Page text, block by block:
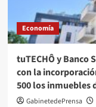
Economía
tuTECHÔ y Banco
con la
500 los inmuebles
GabinetedePrensa